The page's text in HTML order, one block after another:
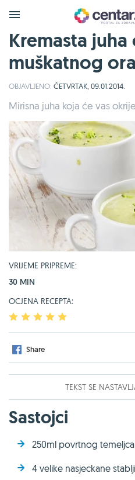
Kremasta
muškatnog
OBJAVLJENO: ČETVRTAK, 09.01.2014.
Mirisna juha koja će vas
VRIJEME PRIPREME:
30 MIN
OCJENA RECEPTA:
2 3 4
Share
TEKST SE
Sastojci
250ml povrtnog temeljca
4 velike nasjeckane